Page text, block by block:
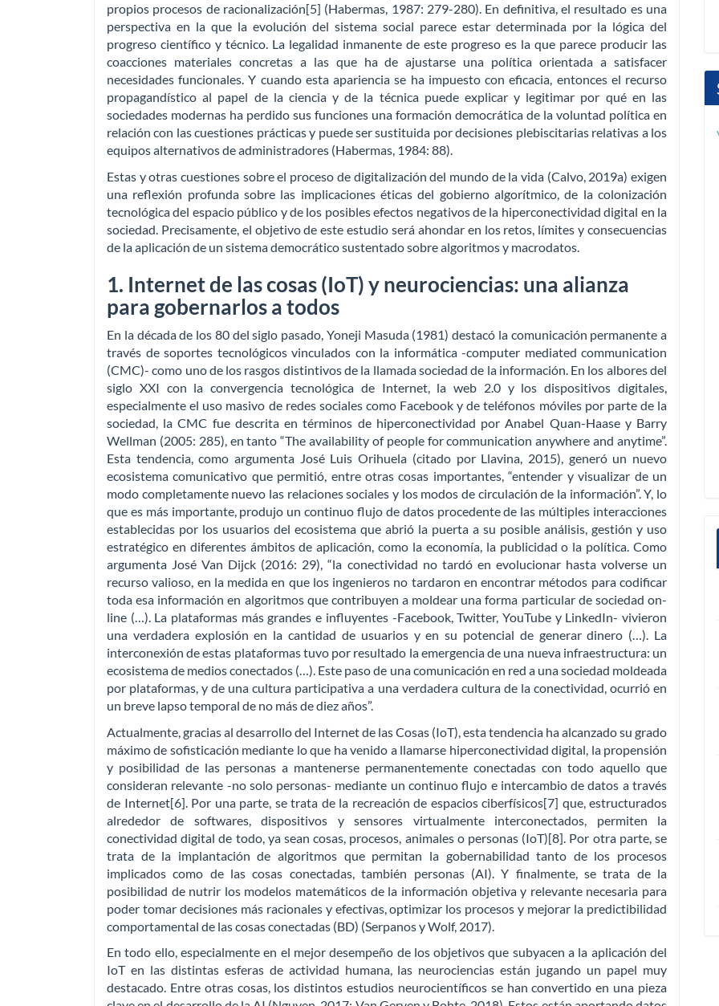
propios procesos de racionalización[5] (Habermas, 1987: 279-280). En definitiva, el resultado es una
perspectiva en la que la evolución del sistema social parece estar determinada por la lógica del
progreso científico y técnico. La legalidad inmanente de este progreso es la que parece producir las
coacciones materiales concretas a las que ha de ajustarse una política orientada a satisfacer
necesidades funcionales. Y cuando esta apariencia se ha impuesto con eficacia, entonces el recurso
propagandístico al papel de la ciencia y de la técnica puede explicar y legitimar por qué en las
sociedades modernas ha perdido sus funciones una formación democrática de la voluntad política en
relación con las cuestiones prácticas y puede ser sustituida por decisiones plebiscitarias relativas a los
equipos alternativos de administradores (Habermas, 1984: 88).
Estas y otras cuestiones sobre el proceso de digitalización del mundo de la vida (Calvo, 2019a) exigen
una reflexión profunda sobre las implicaciones éticas del gobierno algorítmico, de la colonización
tecnológica del espacio público y de los posibles efectos negativos de la hiperconectividad digital en la
sociedad. Precisamente, el objetivo de este estudio será ahondar en los retos, límites y consecuencias
de la aplicación de un sistema democrático sustentado sobre algoritmos y macrodatos.
1. Internet de las cosas (IoT) y neurociencias: una alianza
para gobernarlos a todos
En la década de los 80 del siglo pasado, Yoneji Masuda (1981) destacó la comunicación permanente a
través de soportes tecnológicos vinculados con la informática -computer mediated communication
(CMC)- como uno de los rasgos distintivos de la llamada sociedad de la información. En los albores del
siglo XXI con la convergencia tecnológica de Internet, la web 2.0 y los dispositivos digitales,
especialmente el uso masivo de redes sociales como Facebook y de teléfonos móviles por parte de la
sociedad, la CMC fue descrita en términos de hiperconectividad por Anabel Quan-Haase y Barry
Wellman (2005: 285), en tanto “The availability of people for communication anywhere and anytime”.
Esta tendencia, como argumenta José Luis Orihuela (citado por Llavina, 2015), generó un nuevo
ecosistema comunicativo que permitió, entre otras cosas importantes, “entender y visualizar de un
modo completamente nuevo las relaciones sociales y los modos de circulación de la información”. Y, lo
que es más importante, produjo un continuo flujo de datos procedente de las múltiples interacciones
establecidas por los usuarios del ecosistema que abrió la puerta a su posible análisis, gestión y uso
estratégico en diferentes ámbitos de aplicación, como la economía, la publicidad o la política. Como
argumenta José Van Dijck (2016: 29), “la conectividad no tardó en evolucionar hasta volverse un
recurso valioso, en la medida en que los ingenieros no tardaron en encontrar métodos para codificar
toda esa información en algoritmos que contribuyen a moldear una forma particular de sociedad on-
line (…). La plataformas más grandes e influyentes -Facebook, Twitter, YouTube y LinkedIn- vivieron
una verdadera explosión en la cantidad de usuarios y en su potencial de generar dinero (…). La
interconexión de estas plataformas tuvo por resultado la emergencia de una nueva infraestructura: un
ecosistema de medios conectados (…). Este paso de una comunicación en red a una sociedad moldeada
por plataformas, y de una cultura participativa a una verdadera cultura de la conectividad, ocurrió en
un breve lapso temporal de no más de diez años”.
Actualmente, gracias al desarrollo del Internet de las Cosas (IoT), esta tendencia ha alcanzado su grado
máximo de sofisticación mediante lo que ha venido a llamarse hiperconectividad digital, la propensión
y posibilidad de las personas a mantenerse permanentemente conectadas con todo aquello que
consideran relevante -no solo personas- mediante un continuo flujo e intercambio de datos a través
de Internet[6]. Por una parte, se trata de la recreación de espacios ciberfísicos[7] que, estructurados
alrededor de softwares, dispositivos y sensores virtualmente interconectados, permiten la
conectividad digital de todo, ya sean cosas, procesos, animales o personas (IoT)[8]. Por otra parte, se
trata de la implantación de algoritmos que permitan la gobernabilidad tanto de los procesos
implicados como de las cosas conectadas, también personas (AI). Y finalmente, se trata de la
posibilidad de nutrir los modelos matemáticos de la información objetiva y relevante necesaria para
poder tomar decisiones más racionales y efectivas, optimizar los procesos y mejorar la predictibilidad
comportamental de las cosas conectadas (BD) (Serpanos y Wolf, 2017).
En todo ello, especialmente en el mejor desempeño de los objetivos que subyacen a la aplicación del
IoT en las distintas esferas de actividad humana, las neurociencias están jugando un papel muy
destacado. Entre otras cosas, los distintos estudios neurocientíficos se han convertido en una pieza